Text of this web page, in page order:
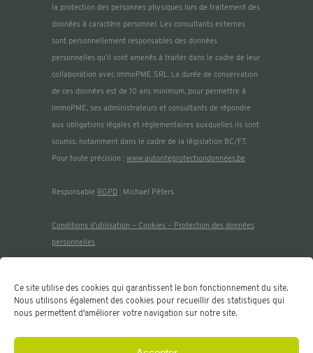
Ce site utilise des cookies qui garantissent le bon fonctionnement du site.
Nous utilisons également des cookies pour recueillir des statistiques qui
nous permettent d'améliorer votre navigation sur notre site.
la protection des personnes physiques lors de traitement des
données à caractère personnel. Les consultants externes
sont personnellement responsables des données
personnelles qu’il sont amenés à traiter dans le cadre de leur
collaboration avec ImmoPME SRL. La durée de conservation
de ces données est de 10 ans minimum, pour permettre à
ImmoPME, ses administrateurs et consultants de répondre
aux obligations légales et réglementaires auxquelles ils sont
soumis, notamment dans le cadre de la législation BC/FT.
Pour toute précision : www.autoriteprotectiondonnees.be
Responsable RGPD : Michael Péters
Conditions d’utilisation – Cookies – Protection des données
personnelles